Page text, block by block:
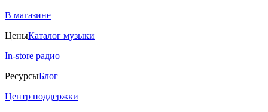
В магазине
ЦеныКаталог музыки
In-store радио
РесурсыБлог
Центр поддержки